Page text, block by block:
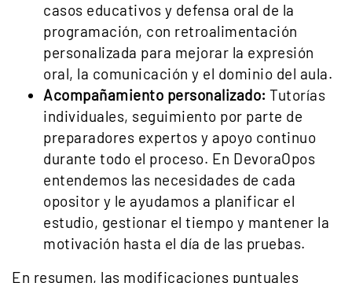
casos educativos y defensa oral de la
programación, con retroalimentación
personalizada para mejorar la expresión
oral, la comunicación y el dominio del aula.
Acompañamiento personalizado: Tutorías
individuales, seguimiento por parte de
preparadores expertos y apoyo continuo
durante todo el proceso. En DevoraOpos
entendemos las necesidades de cada
opositor y le ayudamos a planificar el
estudio, gestionar el tiempo y mantener la
motivación hasta el día de las pruebas.
En resumen, las modificaciones puntuales